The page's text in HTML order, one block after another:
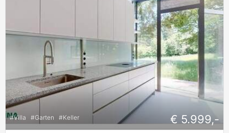
#Villa #Garten #Keller € 5.999,-